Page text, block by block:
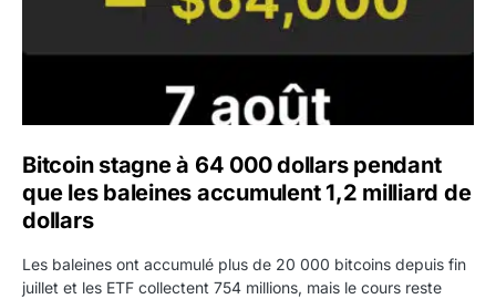
Bitcoin stagne à 64 000 dollars pendant
que les baleines accumulent 1,2 milliard de
dollars
Les baleines ont accumulé plus de 20 000 bitcoins depuis fin
juillet et les ETF collectent 754 millions, mais le cours reste